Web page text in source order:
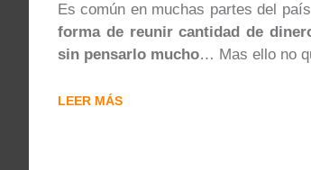
Es común en muchas partes del
forma de reunir cantidad de
sin pensarlo mucho… Mas ello no
LEER MÁS